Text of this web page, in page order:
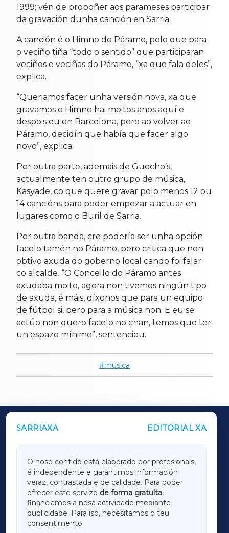
1999; vén de propoñer aos parameses participar
da gravación dunha canción en Sarria.
A canción é o Himno do Páramo, polo que para
o veciño tiña “todo o sentido” que participaran
veciños e veciñas do Páramo, “xa que fala deles”,
explica.
“Queriamos facer unha versión nova, xa que
gravamos o Himno hai moitos anos aquí e
despois eu en Barcelona, pero ao volver ao
Páramo, decidín que había que facer algo
novo”, explica.
Por outra parte, ademais de Guecho’s,
actualmente ten outro grupo de música,
Kasyade, co que quere gravar polo menos 12 ou
14 cancións para poder empezar a actuar en
lugares como o Buril de Sarria.
Por outra banda, cre podería ser unha opción
facelo tamén no Páramo, pero critica que non
obtivo axuda do goberno local cando foi falar
co alcalde. “O Concello do Páramo antes
axudaba moito, agora non tivemos ningún tipo
de axuda, é máis, díxonos que para un equipo
de fútbol si, pero para a música non. E eu se
actúo non quero facelo no chan, temos que ter
un espazo mínimo”, sentenciou.
musica
SARRIAXA EDITORIAL XA
O noso contido está elaborado por profesionais,
é independente e garantimos información
veraz, contrastada e de calidade. Para poder
ofrecer este servizo de forma gratuíta,
financiamos a nosa actividade mediante
publicidade. Para iso, necesitamos o teu
consentimento.
OUTROS PERIÓDICOS
LUGOXA
TERRACHAXA